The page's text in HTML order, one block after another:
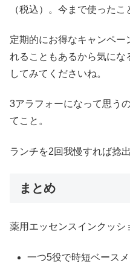
（税込）。今まで使ったこ
定期的にお得なキャンペー
れることもあるから気にな
してみてくださいね。
3アラフォーになって思う
てこと。
ランチを2回我慢すれば捻
まとめ
薬用エッセンスインクッシ
一つ5役で時短ベース